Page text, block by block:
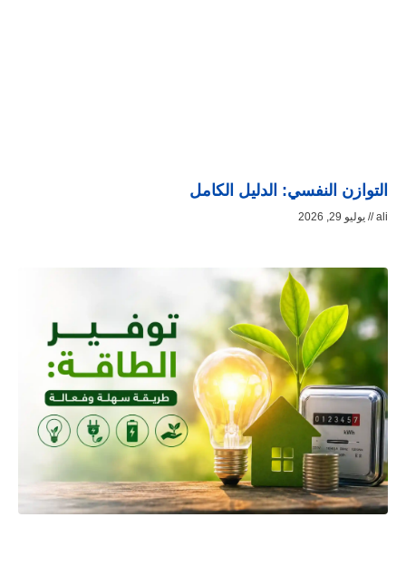
التوازن النفسي: الدليل الكامل
ali يوليو 29, 2026